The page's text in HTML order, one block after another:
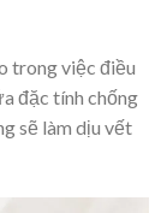
trong việc điều
đặc tính chống
sẽ làm dịu vết